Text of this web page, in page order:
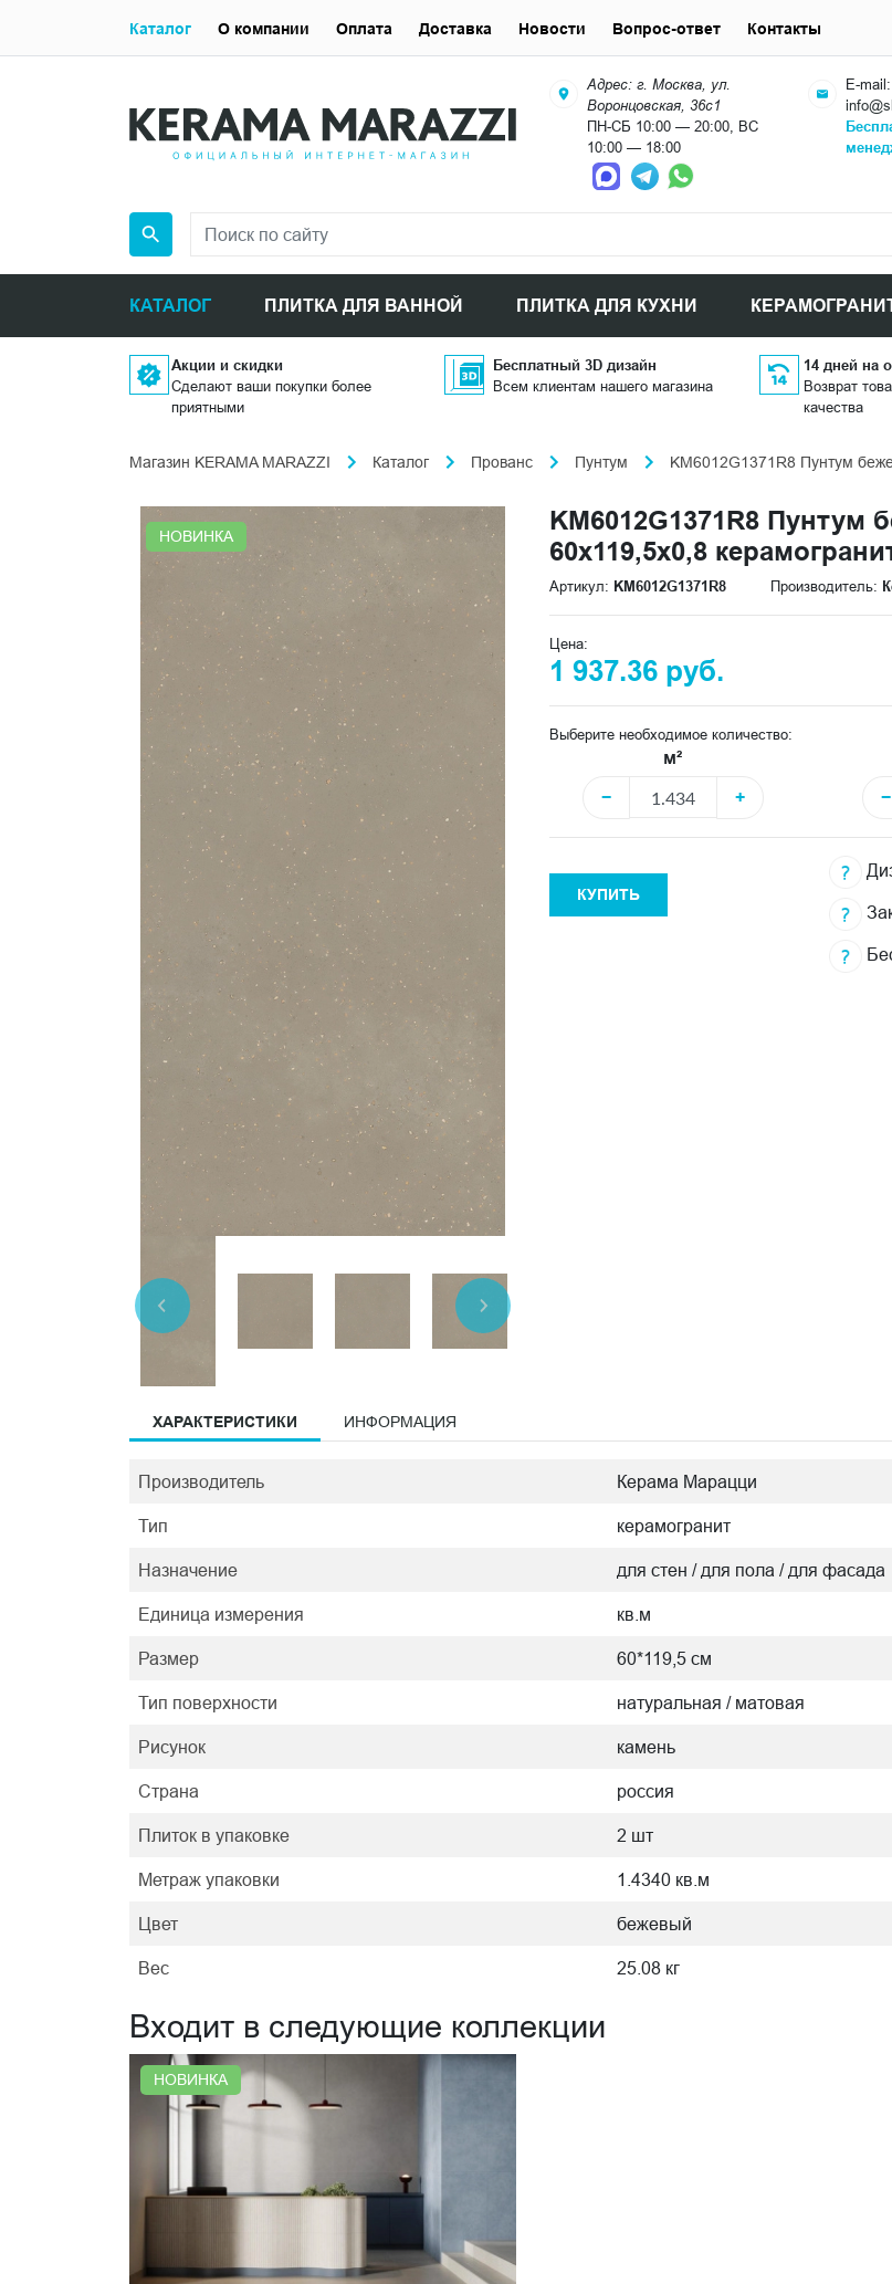
Адрес: г. Москва, ул.
Воронцовская, 36с1
ПН-СБ 10:00 — 20:00, ВС
10:00 — 18:00
E-mail:
КАТАЛОГ ПЛИТКА ДЛЯ ВАННОЙ ПЛИТКА ДЛЯ КУХНИ
Каталог О компании Оплата Доставка Новости Вопрос-ответ Контакты
Акции и скидки
Сделают ваши покупки более
приятными
Бесплатный 3D дизайн
Всем клиентам нашего магазина
14 дней на
Возврат
качества
Магазин KERAMA MARAZZI Каталог Прованс Пунтум KM6012G1371R8 Пунтум
НОВИНКА
KM6012G1371R8
60x119,5x0,8
Артикул: KM6012G1371R8 Производитель:
Цена:
1 937.36 руб.
Выберите необходимое количество:
м²
−
+
−
КУПИТЬ
ХАРАКТЕРИСТИКИ ИНФОРМАЦИЯ
Производитель Керама Марацци
Тип керамогранит
Назначение для стен / для пола / для фасада
Единица измерения кв.м
Размер 60*119,5 см
Тип поверхности натуральная / матовая
Рисунок камень
Страна россия
Плиток в упаковке 2 шт
Метраж упаковки 1.4340 кв.м
Цвет бежевый
Вес 25.08 кг
Входит в следующие коллекции
НОВИНКА